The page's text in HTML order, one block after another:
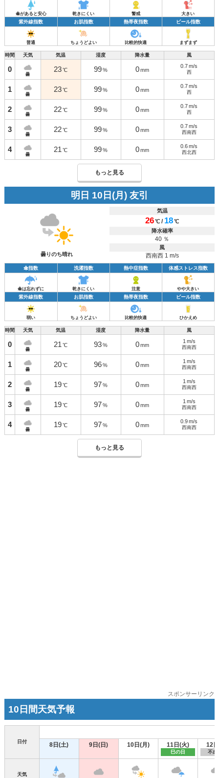
傘があると安心 乾きにくい 警戒 大きい
紫外線指数 お肌指数 熱帯夜指数 ビール指数
普通 ちょうどよい 比較的快適 まずまず
時間 天気 気温 湿度 降水量 風
0
曇
23 ℃ 99 % 0 mm
0.7 m/s
西
1
曇
23 ℃ 99 % 0 mm
0.7 m/s
西
2
曇
22 ℃ 99 % 0 mm
0.7 m/s
西
3
曇
22 ℃ 99 % 0 mm
0.7 m/s
西南西
4
曇
21 ℃ 99 % 0 mm
0.6 m/s
西北西
もっと見る
明日 10日(月) 友引
曇りのち晴れ
気温
26℃ / 18℃
降水確率
40 ％
風
西南西 1 m/s
傘指数 洗濯指数 熱中症指数 体感ストレス指数
傘は忘れずに 乾きにくい 注意 やや大きい
紫外線指数 お肌指数 熱帯夜指数 ビール指数
弱い ちょうどよい 比較的快適 ひかえめ
時間 天気 気温 湿度 降水量 風
0
曇
21 ℃ 93 % 0 mm
1 m/s
西南西
1
曇
20 ℃ 96 % 0 mm
1 m/s
西南西
2
曇
19 ℃ 97 % 0 mm
1 m/s
西南西
3
曇
19 ℃ 97 % 0 mm
1 m/s
西南西
4
曇
19 ℃ 97 % 0 mm
0.9 m/s
西南西
もっと見る
スポンサーリンク
10日間天気予報
日付 8日(土) 9日(日) 10日(月) 11日(火)
巳の日
12
不成
天気